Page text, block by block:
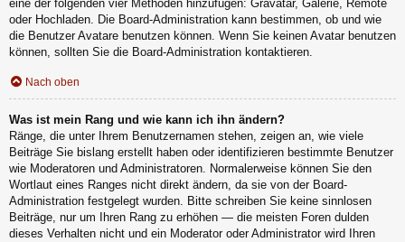
eine der folgenden vier Methoden hinzufügen: Gravatar, Galerie, Remote
oder Hochladen. Die Board-Administration kann bestimmen, ob und wie
die Benutzer Avatare benutzen können. Wenn Sie keinen Avatar benutzen
können, sollten Sie die Board-Administration kontaktieren.
Nach oben
Was ist mein Rang und wie kann ich ihn ändern?
Ränge, die unter Ihrem Benutzernamen stehen, zeigen an, wie viele
Beiträge Sie bislang erstellt haben oder identifizieren bestimmte Benutzer
wie Moderatoren und Administratoren. Normalerweise können Sie den
Wortlaut eines Ranges nicht direkt ändern, da sie von der Board-
Administration festgelegt wurden. Bitte schreiben Sie keine sinnlosen
Beiträge, nur um Ihren Rang zu erhöhen — die meisten Foren dulden
dieses Verhalten nicht und ein Moderator oder Administrator wird Ihren